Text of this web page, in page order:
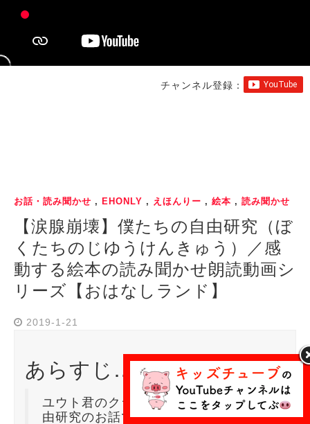
チャンネル登録：
お話・読み聞かせ , EHONLY , えほんりー , 絵本 , 読み聞かせ
【涙腺崩壊】僕たちの自由研究（ぼ
くたちのじゆうけんきゅう）／感
動する絵本の読み聞かせ朗読動画シ
リーズ【おはなしランド】
2019-1-21
あらすじ…
ユウト君のクラスメイト、トモ君の自
由研究のお話です。